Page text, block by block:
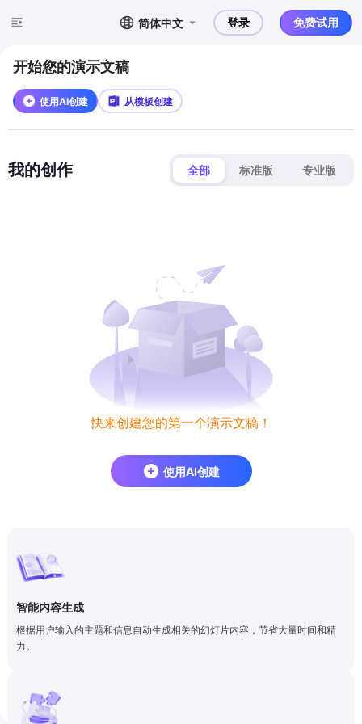
简体中文 登录 免费试用
开始您的演示文稿
使用AI创建 从模板创建
我的创作 全部 标准版 专业版
快来创建您的第一个演示文稿！
使用AI创建
智能内容生成
根据用户输入的主题和信息自动生成相关的幻灯片内容，节省大量时间和精
力。